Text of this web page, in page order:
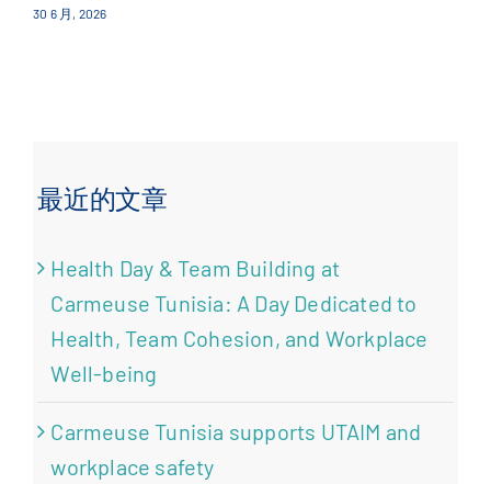
30 6 月, 2026
最近的文章
Health Day & Team Building at
Carmeuse Tunisia: A Day Dedicated to
Health, Team Cohesion, and Workplace
Well-being
Carmeuse Tunisia supports UTAIM and
workplace safety